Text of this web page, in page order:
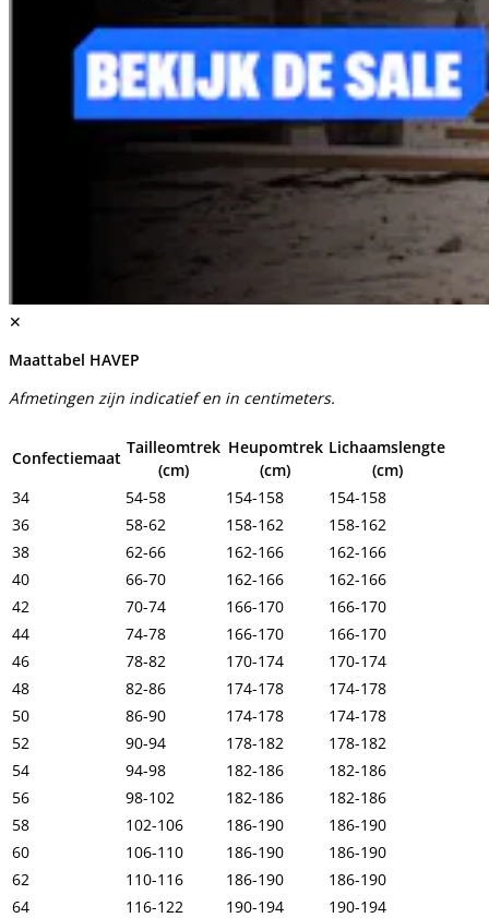
✕
Maattabel HAVEP
Afmetingen zijn indicatief en in centimeters.
Confectiemaat
Tailleomtrek
(cm)
Heupomtrek
(cm)
Lichaamslengte
(cm)
34
54-58 154-158
154-158
36
58-62 158-162
158-162
38
62-66 162-166
162-166
40
66-70 162-166
162-166
42
70-74 166-170
166-170
44
74-78 166-170
166-170
46
78-82 170-174
170-174
48
82-86 174-178
174-178
50
86-90 174-178
174-178
52
90-94 178-182
178-182
54
94-98 182-186
182-186
56
98-102 182-186
182-186
58
102-106 186-190
186-190
60
106-110 186-190
186-190
62
110-116 186-190
186-190
64
116-122 190-194
190-194